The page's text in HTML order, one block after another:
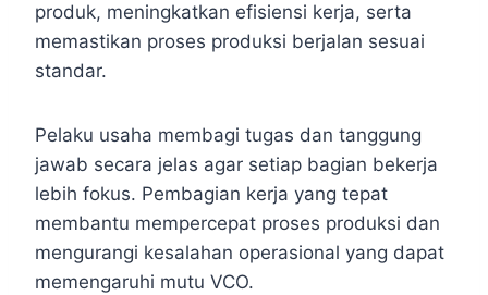
produk, meningkatkan efisiensi kerja, serta
memastikan proses produksi berjalan sesuai
standar.
Pelaku usaha membagi tugas dan tanggung
jawab secara jelas agar setiap bagian bekerja
lebih fokus. Pembagian kerja yang tepat
membantu mempercepat proses produksi dan
mengurangi kesalahan operasional yang dapat
memengaruhi mutu VCO.